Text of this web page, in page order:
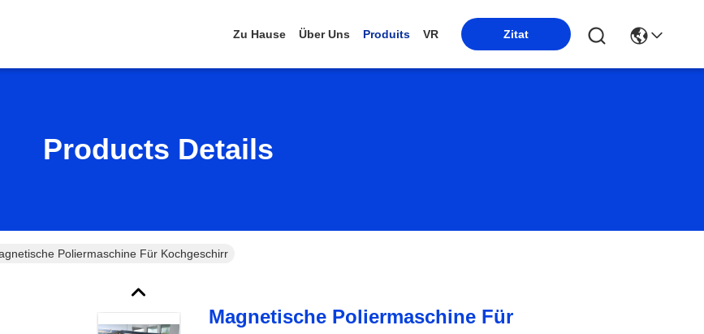
Zu Hause Über Uns Produits VR Zitat
Products Details
Poliermaschine Für Kochgeschirr
Magnetische Poliermaschine Für